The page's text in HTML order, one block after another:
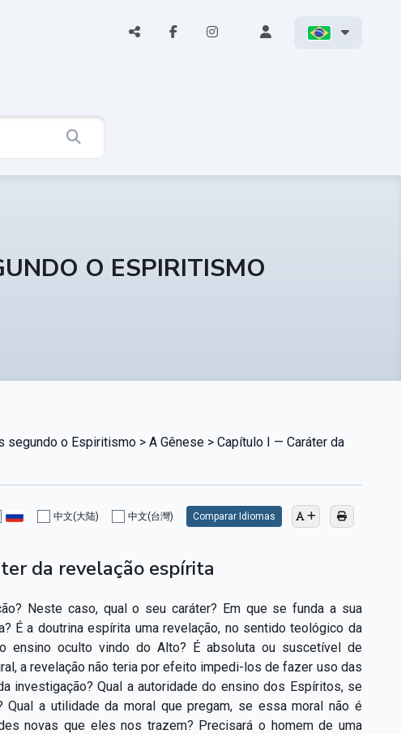
O ESPIRITISMO
o Espiritismo > A Gênese > Capítulo I — Caráter da
中文(大陆) 中文(台灣) Comparar Idiomas
da revelação espírita
Neste caso, qual o seu caráter? Em que se funda a sua
É a doutrina espírita uma revelação, no sentido teológico da
ensino oculto vindo do Alto? É absoluta ou suscetível de
a revelação não teria por efeito impedi-los de fazer uso das
investigação? Qual a autoridade do ensino dos Espíritos, se
a utilidade da moral que pregam, se essa moral não é
novas que eles nos trazem? Precisará o homem de uma